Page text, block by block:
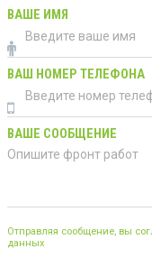
ВАШЕ ИМЯ
ВАШ НОМЕР ТЕЛЕФОНА
ВАШЕ СООБЩЕНИЕ
Отправляя сообщение, вы
данных